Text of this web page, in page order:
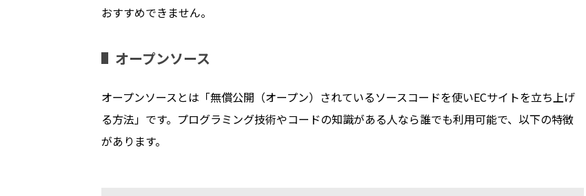
おすすめできません。
オープンソース
オープンソースとは「無償公開（オープン）されているソースコードを使いECサイトを立ち上げ
る方法」です。プログラミング技術やコードの知識がある人なら誰でも利用可能で、以下の特徴
があります。